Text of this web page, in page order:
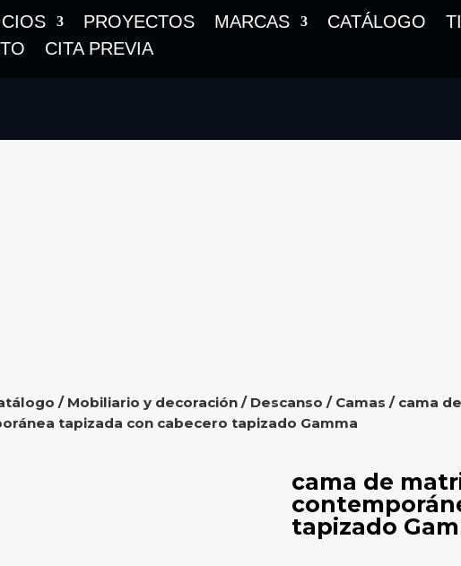
PROYECTOS MARCAS CATÁLOGO
CITA PREVIA
/ Mobiliario y decoración/ Descanso / Camas / cama
tapizada con cabecero tapizado Gamma
cama de
tapizado